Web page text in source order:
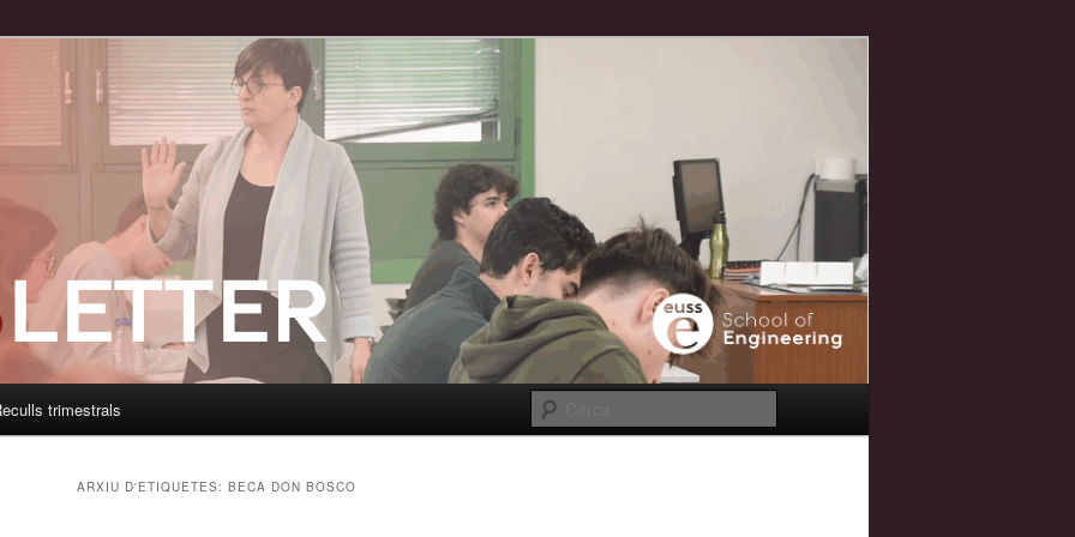
trimestrals
ARXIU D'ETIQUETES: BECA DON BOSCO